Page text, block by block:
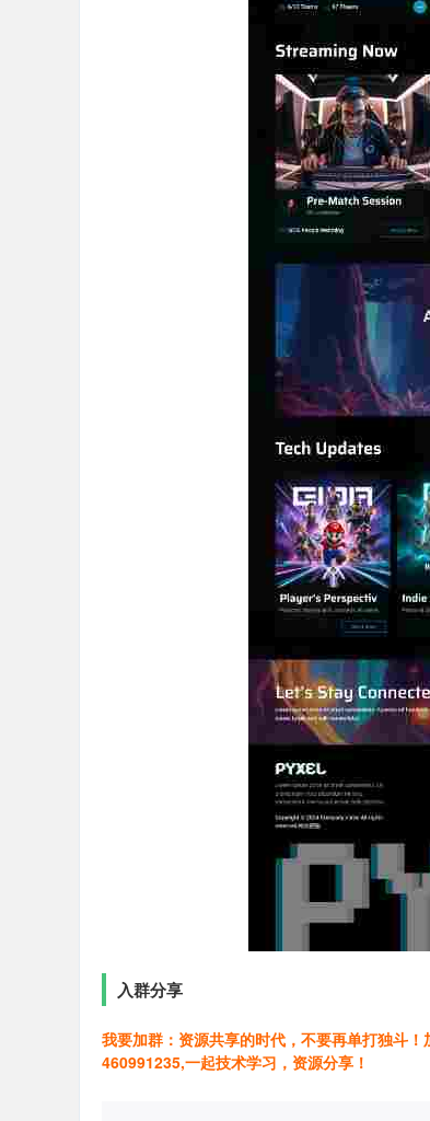
入群分享
我要加群：资源共享的时代，不要再单打独斗
460991235,一起技术学习，资源分享！